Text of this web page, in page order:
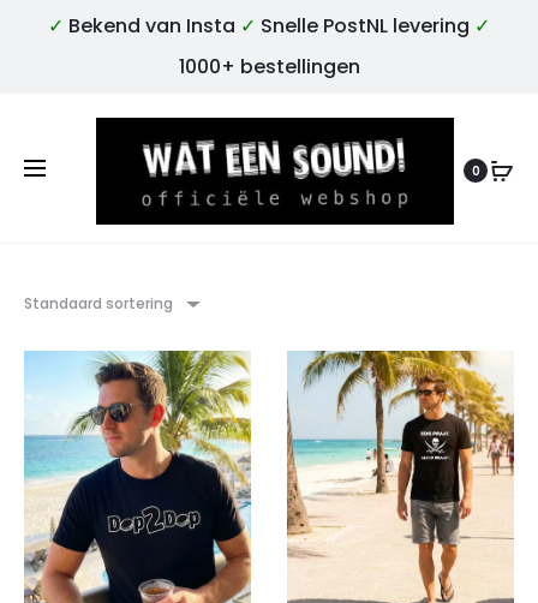
✓ Bekend van Insta ✓ Snelle PostNL levering ✓
1000+ bestellingen
0
Standaard sortering